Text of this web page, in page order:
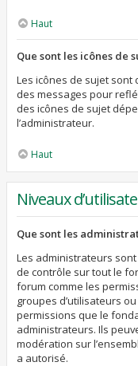
Haut
Que sont les icônes de
Les icônes de sujet sont
des messages pour
des icônes de sujet
l’administrateur.
Haut
Niveaux
Que sont les
Les administrateurs
de contrôle sur tout le
forum comme les
groupes d’utilisateurs
permissions que le
administrateurs. Ils
modération sur
a autorisé.